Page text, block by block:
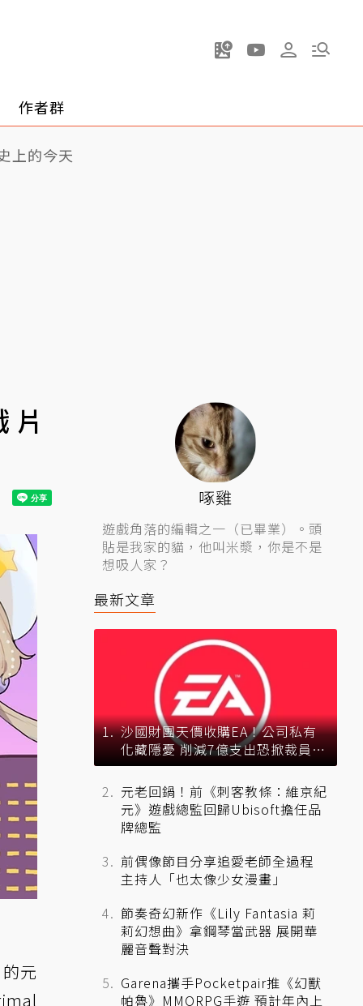
作者群
上的今天
片
元
啄雞
遊戲角落的編輯之一（已畢業）。頭
貼是我家的貓，他叫米漿，你是不是
想吸人家？
最新文章
沙國財團天價收購EA！公司私有
化藏隱憂 削減7億支出恐掀裁員風
暴？
元老回鍋！前《刺客教條：維京紀
元》遊戲總監回歸Ubisoft擔任品
牌總監
前偶像節目分享追愛老師全過程
主持人「也太像少女漫畫」
節奏奇幻新作《Lily Fantasia 莉
莉幻想曲》拿鋼琴當武器 展開華
麗音聲對決
Garena攜手Pocketpair推《幻獸
帕魯》MMORPG手遊 預計年內上